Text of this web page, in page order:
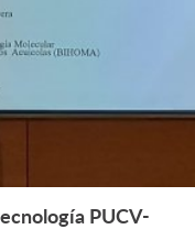
Leer Más +
PUCV-